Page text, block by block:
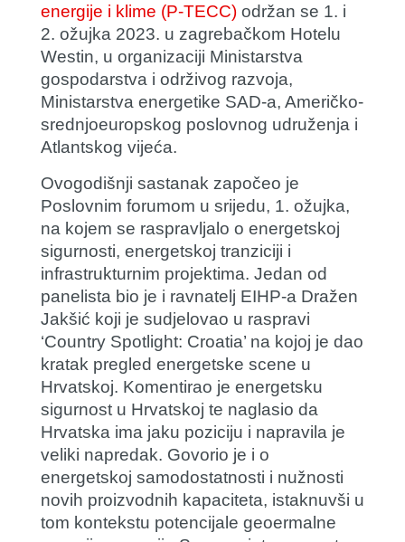
energije i klime (P-TECC)održan se 1. i
2. ožujka 2023. u zagrebačkom Hotelu
Westin, u organizaciji Ministarstva
gospodarstva i održivog razvoja,
Ministarstva energetike SAD-a, Američko-
srednjoeuropskog poslovnog udruženja i
Atlantskog vijeća.
Ovogodišnji sastanak započeo je
Poslovnim forumom u srijedu, 1. ožujka,
na kojem se raspravljalo o energetskoj
sigurnosti, energetskoj tranziciji i
infrastrukturnim projektima. Jedan od
panelista bio je i ravnatelj EIHP-a Dražen
Jakšić koji je sudjelovao u raspravi
‘Country Spotlight: Croatia’ na kojoj je dao
kratak pregled energetske scene u
Hrvatskoj. Komentirao je energetsku
sigurnost u Hrvatskoj te naglasio da
Hrvatska ima jaku poziciju i napravila je
veliki napredak. Govorio je i o
energetskoj samodostatnosti i nužnosti
novih proizvodnih kapaciteta, istaknuvši u
tom kontekstu potencijale geoermalne